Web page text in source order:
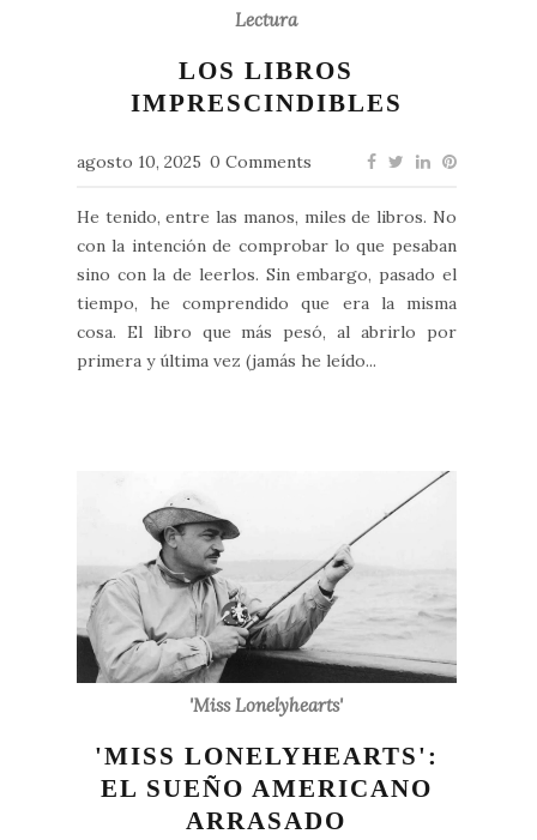
Lectura
LOS LIBROS
IMPRESCINDIBLES
agosto 10, 2025 0 Comments
He tenido, entre las manos, miles de libros. No
con la intención de comprobar lo que pesaban
sino con la de leerlos. Sin embargo, pasado el
tiempo, he comprendido que era la misma
cosa. El libro que más pesó, al abrirlo por
primera y última vez (jamás he leído...
'Miss Lonelyhearts'
'MISS LONELYHEARTS':
EL SUEÑO AMERICANO
ARRASADO